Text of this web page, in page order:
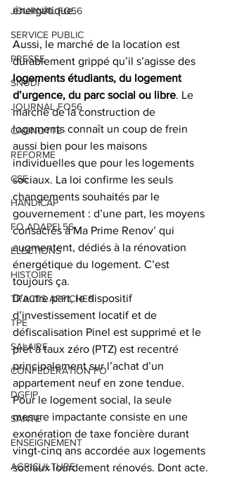
JOURNAL FO56
SERVICE PUBLIC
PRESSE
SNUDI
JOURNAL FO56
CAGNOTTE
REFORME
CSE
HANDICAP
FO ADAPEI 56
ELECTIONS
HISTOIRE
TRACTS AFFICHES
TPE
SALAIRE
CONFEDERATION FO
DGFIP
SANTE
ENSEIGNEMENT
AGRICULTURE
énergétique.
Aussi, le marché de la location est
durablement grippé qu’il s’agisse des
logements étudiants, du logement
d’urgence, du parc social ou libre. Le
marché de la construction de
logements connaît un coup de frein
aussi bien pour les maisons
individuelles que pour les logements
sociaux. La loi confirme les seuls
changements souhaités par le
gouvernement : d’une part, les moyens
consacrés à Ma Prime Renov’ qui
augmentent, dédiés à la rénovation
énergétique du logement. C’est
toujours ça.
D’autre part, le dispositif
d’investissement locatif et de
défiscalisation Pinel est supprimé et le
prêt à taux zéro (PTZ) est recentré
principalement sur l’achat d’un
appartement neuf en zone tendue.
Pour le logement social, la seule
mesure impactante consiste en une
exonération de taxe foncière durant
vingt-cinq ans accordée aux logements
sociaux lourdement rénovés. Dont acte.